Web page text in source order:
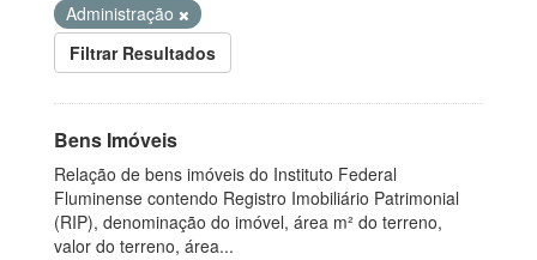
Administração
Filtrar Resultados
Bens Imóveis
Relação de bens imóveis do Instituto Federal
Fluminense contendo Registro Imobiliário Patrimonial
(RIP), denominação do imóvel, área m² do terreno,
valor do terreno, área...